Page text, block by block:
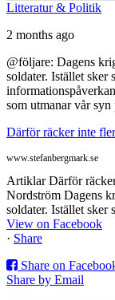
Litteratur & Politik
2 months ago
@följare: Dagens
soldater. Istället sker
som utmanar vår
Därför räcker inte
www.stefanbergmark.se
Artiklar Därför
Nordström Dagens
soldater. Istället sker
View on Facebook
· Share
Share on
Share by Email